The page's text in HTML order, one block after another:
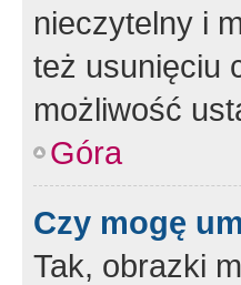
nieczytelny i
też usunięciu
możliwość
Góra
Czy mogę
Tak, obrazki